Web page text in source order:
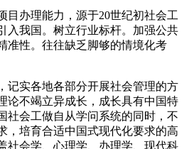
办理能力，源于20世纪初社会工
入我国。树立行业标杆。加强公共
准性。往往缺乏脚够的情境化考
实各地各部分开展社会管理的方
论不竭立异成长，成长具有中国特
社会工做自从学问系统的同时，不
，培育合适中国式现代化要求的高
社会学、心理学、办理学、现代科